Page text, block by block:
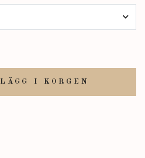
LÄGG I KORGEN